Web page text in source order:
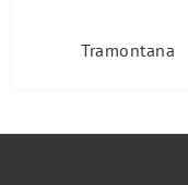
Tramontana